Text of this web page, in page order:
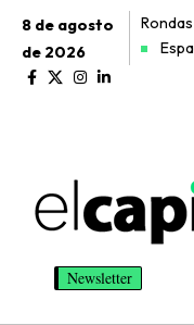
8 de agosto
de 2026
Newsletter